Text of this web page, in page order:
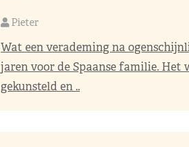
Pieter
Wat een verademing na
jaren voor de Spaanse familie. Het
gekunsteld en ..